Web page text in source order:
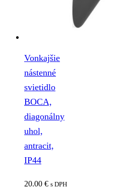
Vonkajšie
nástenné
svietidlo
BOCA,
diagonálny
uhol,
antracit,
IP44
20.00 € s DPH